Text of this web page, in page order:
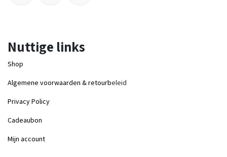
Nuttige links
Shop
Algemene voorwaarden & retourbeleid
Privacy Policy
Cadeaubon
Mijn account